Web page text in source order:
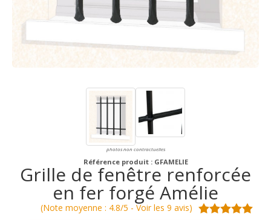
photos non contractuelles
Référence produit : GFAMELIE
Grille de fenêtre renforcée
en fer forgé Amélie
(Note moyenne : 4.8/5 - Voir les 9 avis)